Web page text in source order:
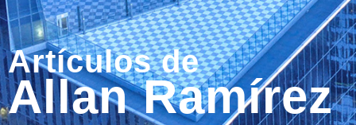
Artículos de
Allan Ramírez